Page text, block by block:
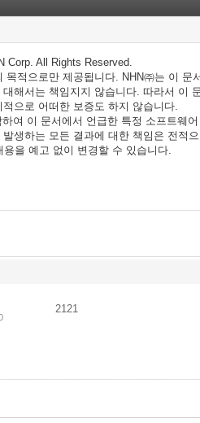
Corp. All Rights Reserved.
목적으로만 제공됩니다. NHN㈜는 이
해서는 책임지지 않습니다. 따라서 이
으로 어떠한 보증도 하지 않습니다.
여 이 문서에서 언급한 특정 소프트웨
생하는 모든 결과에 대한 책임은 전적
용을 예고 없이 변경할 수 있습니다.
2121